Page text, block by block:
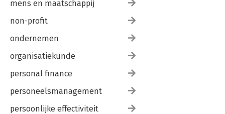
mens en maatschappij
non-profit
ondernemen
organisatiekunde
personal finance
personeelsmanagement
persoonlijke effectiviteit